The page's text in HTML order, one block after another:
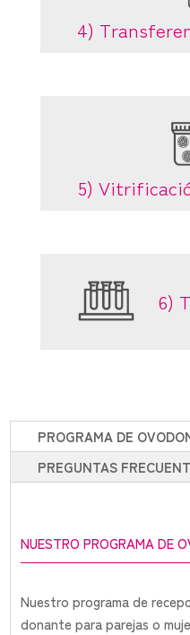
4)
5)
6)
PROGRAMA DE
PREGUNTAS
NUESTRO PROGRAMA DE
Nuestro programa de
donante para parejas o